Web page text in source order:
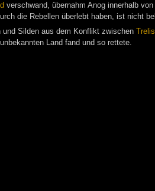
verschwand, übernahm Anog innerhalb
die Rebellen überlebt haben, ist nicht
und Silden aus dem Konflikt zwischen
Trelis
Land fand und so rettete.